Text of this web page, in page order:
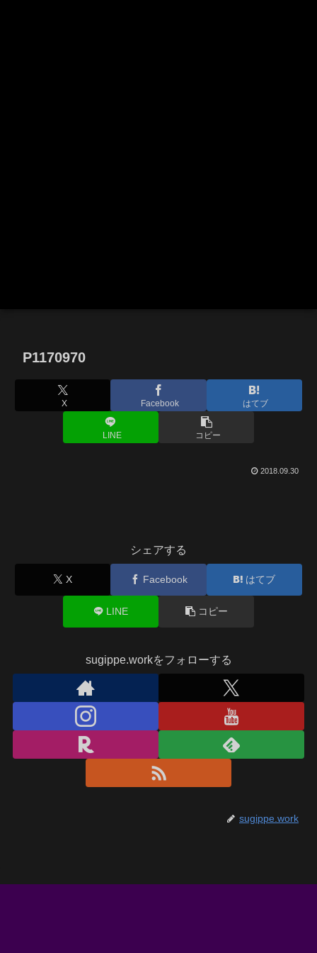
P1170970
X Facebook はてブ
LINE コピー
2018.09.30
シェアする
X Facebook はてブ
LINE コピー
sugippe.workをフォローする
sugippe.work